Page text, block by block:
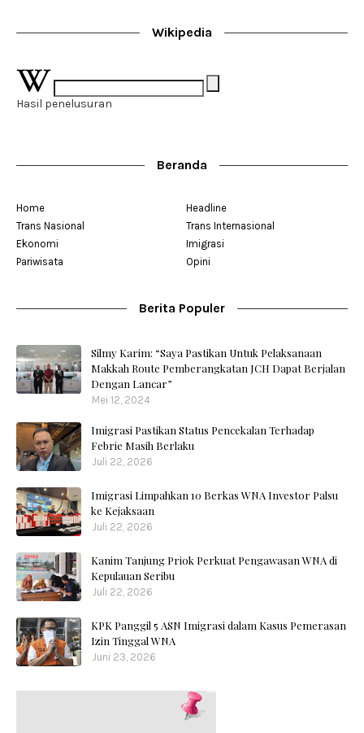
Wikipedia
Hasil penelusuran
Beranda
Home
Headline
Trans Nasional
Trans Internasional
Ekonomi
Imigrasi
Pariwisata
Opini
Berita Populer
Silmy Karim: “Saya Pastikan Untuk Pelaksanaan
Makkah Route Pemberangkatan JCH Dapat Berjalan
Dengan Lancar”
Mei 12, 2024
Imigrasi Pastikan Status Pencekalan Terhadap
Febrie Masih Berlaku
Juli 22, 2026
Imigrasi Limpahkan 10 Berkas WNA Investor Palsu
ke Kejaksaan
Juli 22, 2026
Kanim Tanjung Priok Perkuat Pengawasan WNA di
Kepulauan Seribu
Juli 22, 2026
KPK Panggil 5 ASN Imigrasi dalam Kasus Pemerasan
Izin Tinggal WNA
Juni 23, 2026